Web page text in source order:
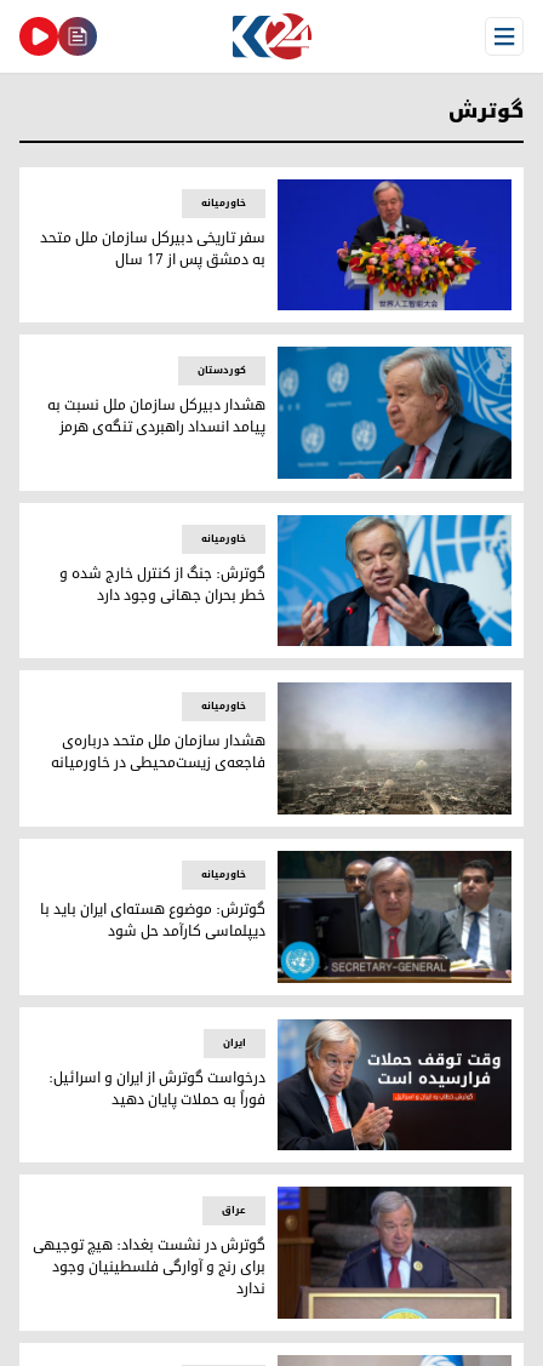
Open Menu
گوترش
آنتونیو گوترش، دبیرکل سازمان ملل متحد
خاورمیانه
سفر تاریخی دبیرکل سازمان ملل متحد
به دمشق پس از ۱۷ سال
آنتونیو گوترش
کوردستان
هشدار دبیرکل سازمان ملل نسبت به
پیامد انسداد راهبردی تنگه‌ی هرمز
آنتونیو گوترش، دبیرکل سازمان ملل متحد
خاورمیانه
گوترش: جنگ از کنترل خارج شده و
خطر بحران جهانی وجود دارد
هشدار سازمان ملل متحد درباره‌ی فاجعه‌ی زیست‌محیطی در
خاورمیانه
هشدار سازمان ملل متحد درباره‌ی
فاجعه‌ی زیست‌محیطی در خاورمیانه
آنتونیو گوترش، دبیرکل سازمان ملل متحد
خاورمیانه
گوترش: موضوع هسته‌ای ایران باید با
دیپلماسی کارآمد حل شود
درخواست گوترش از ایران و اسرائیل: فوراً به حملات پایان دهید
ایران
درخواست گوترش از ایران و اسرائیل:
فوراً به حملات پایان دهید
آنتونیو گوترش، دبیرکل سازمان ملل متحد
عراق
گوترش در نشست بغداد: هیچ توجیهی
برای رنج و آوارگی فلسطینیان وجود
ندارد